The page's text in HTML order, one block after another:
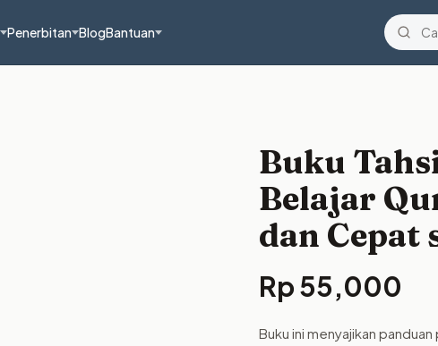
Penerbitan BlogBantuan
Buku
Belajar
dan Cepat
Rp55,000
Buku ini menyajikan